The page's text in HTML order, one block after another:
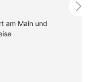
Hauptbahnhof oder
am Main und
Klassik